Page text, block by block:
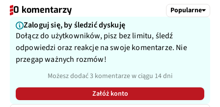
0 komentarzy Popularne
Zaloguj się, by śledzić dyskuję
Dołącz do użytkowników, pisz bez limitu, śledź
odpowiedzi oraz reakcje na swoje komentarze. Nie
przegap ważnych rozmów!
Możesz dodać 3 komentarze w ciągu 14 dni
Załóż konto